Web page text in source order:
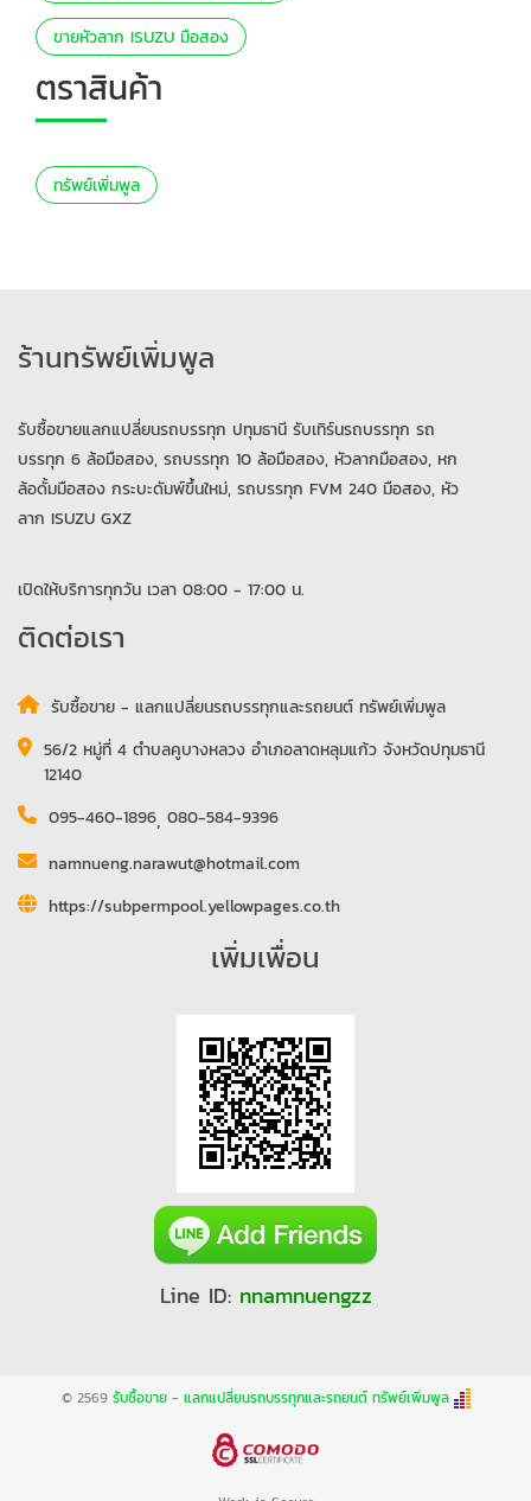
ขายหัวลาก ISUZU มือสอง
ตราสินค้า
ทรัพย์เพิ่มพูล
ร้านทรัพย์เพิ่มพูล
รับซื้อขายแลกแปลี่ยนรถบรรทุก ปทุมธานี รับเทิร์นรถบรรทุก รถ
บรรทุก 6 ล้อมือสอง, รถบรรทุก 10 ล้อมือสอง, หัวลากมือสอง, หก
ล้อดั้มมือสอง กระบะดัมพ์ขึ้นใหม่, รถบรรทุก FVM 240 มือสอง, หัว
ลาก ISUZU GXZ
เปิดให้บริการทุกวัน เวลา 08:00 - 17:00 น.
ติดต่อเรา
รับซื้อขาย - แลกแปลี่ยนรถบรรทุกและรถยนต์ ทรัพย์เพิ่มพูล
56/2 หมู่ที่ 4 ตำบลคูบางหลวง อำเภอลาดหลุมแก้ว จังหวัดปทุมธานี
12140
095-460-1896, 080-584-9396
namnueng.narawut@hotmail.com
https://subpermpool.yellowpages.co.th
เพิ่มเพื่อน
Line ID: nnamnuengzz
© 2569 รับซื้อขาย - แลกแปลี่ยนรถบรรทุกและรถยนต์ ทรัพย์เพิ่มพูล